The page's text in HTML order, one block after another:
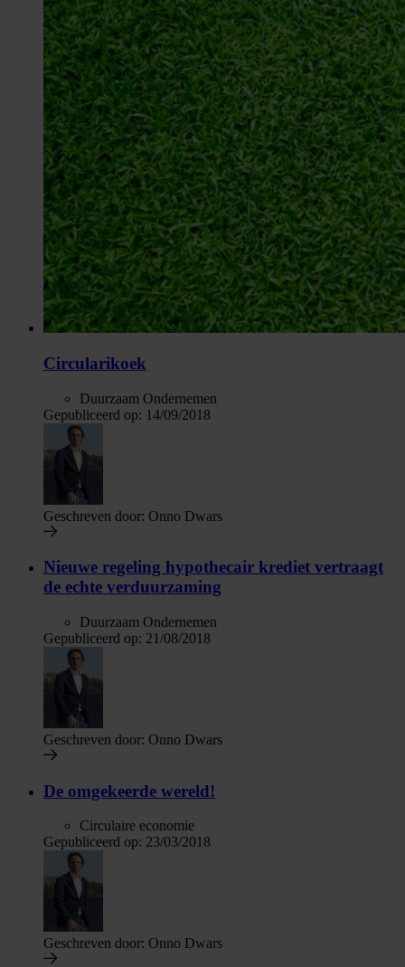
Circularikoek
Duurzaam Ondernemen
Gepubliceerd op: 14/09/2018
Geschreven door: Onno Dwars
Nieuwe regeling hypothecair krediet vertraagt
de echte verduurzaming
Duurzaam Ondernemen
Gepubliceerd op: 21/08/2018
Geschreven door: Onno Dwars
De omgekeerde wereld!
Circulaire economie
Gepubliceerd op: 23/03/2018
Geschreven door: Onno Dwars